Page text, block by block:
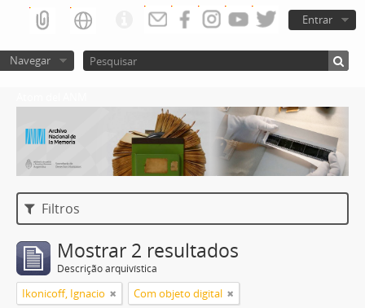
Entrar
Navegar
Filtros
Mostrar 2 resultados
Descrição arquivística
Ikonicoff, Ignacio Com objeto digital